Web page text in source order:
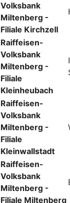
Volksbank
Miltenberg -
Filiale Kirchzell
Raiffeisen-
Volksbank
Miltenberg -
Filiale
Kleinheubach
Raiffeisen-
Volksbank
Miltenberg -
Filiale
Kleinwallstadt
Raiffeisen-
Volksbank
Miltenberg -
Filiale Miltenberg